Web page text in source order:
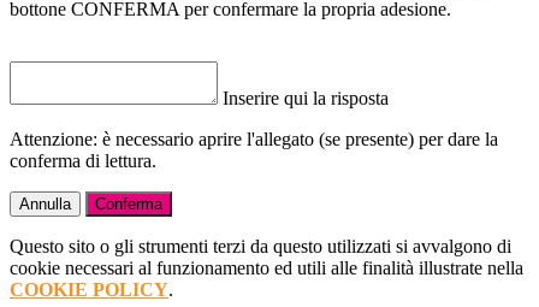
bottone CONFERMA per confermare la propria adesione.
Inserire qui la risposta
Attenzione: è necessario aprire l'allegato (se presente) per dare la
conferma di lettura.
Annulla Conferma
Questo sito o gli strumenti terzi da questo utilizzati si avvalgono di
cookie necessari al funzionamento ed utili alle finalità illustrate nella
COOKIE POLICY.